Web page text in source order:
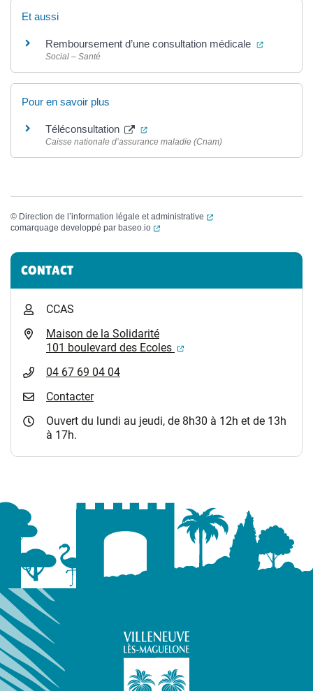
Et aussi
Remboursement d’une consultation médicale (ouverture
Social – Santé
Pour en savoir plus
Téléconsultation (ouverture dans un nouvel onglet)
Caisse nationale d’assurance maladie (Cnam)
© Direction de l’information légale et administrative
(ouverture dans un
comarquage developpé par baseo.io (ouverture dans un nouvel onglet)
Informations complémentaires
CONTACT
CCAS
Maison de la Solidarité
101 boulevard des Ecoles
(ouverture dans un
04 67 69 04 04
Contacter
Ouvert du lundi au jeudi, de 8h30 à 12h et de 13h
à 17h.